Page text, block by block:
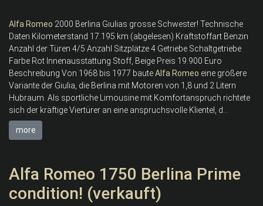
Alfa Romeo 2000 Berlina Giulias grosse Schwester! Technische
Daten Kilometerstand 17.195 km (abgelesen) Kraftstoffart Benzin
Anzahl der Türen 4/5 Anzahl Sitzplätze 4 Getriebe Schaltgetriebe
Farbe Rot Innenausstattung Stoff, Beige Preis 19.900 Euro
Beschreibung Von 1968 bis 1977 bauteAlfa Romeo eine größere
Variante der Giulia, die Berlina mit Motoren von 1,8 und 2 Litern
Hubraum. Als sportliche Limousine mit Komfortanspruch richtete
sich der kräftige Viertürer an eine anspruchsvolle Klientel, d...
more
Alfa Romeo 1750 Berlina Prime
condition! (verkauft)